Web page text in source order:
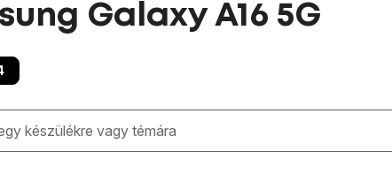
Galaxy A16 5G
megjelennek a keresési javaslatok a mező alatt